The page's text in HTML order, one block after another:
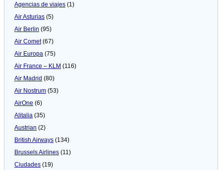
Agencias de viajes (1)
Air Asturias (5)
Air Berlin (95)
Air Comet(67)
Air Europa (75)
Air France – KLM (116)
Air Madrid (80)
Air Nostrum (53)
AirOne (6)
Alitalia (35)
Austrian (2)
British Airways (134)
Brussels Airlines (11)
Ciudades (19)